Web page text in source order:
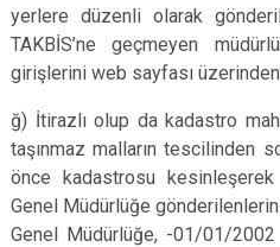
yerlere düzenli olarak
TAKBİS’ne geçmeyen
girişlerini web sayfası
ğ) İtirazlı olup da kadastro
taşınmaz malların tescilinden
önce kadastrosu
Genel Müdürlüğe
Genel Müdürlüğe, -01/01/